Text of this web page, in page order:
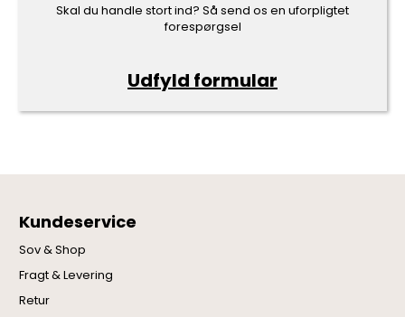
Skal du handle stort ind? Så send os en uforpligtet
forespørgsel
Udfyld formular
Kundeservice
Sov & Shop
Fragt & Levering
Retur